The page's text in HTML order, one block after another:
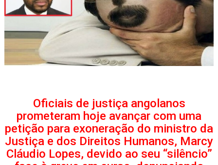
Oficiais de justiça angolanos
prometeram hoje avançar com uma
petição para exoneração do ministro da
Justiça e dos Direitos Humanos, Marcy
Cláudio Lopes, devido ao seu “silêncio”